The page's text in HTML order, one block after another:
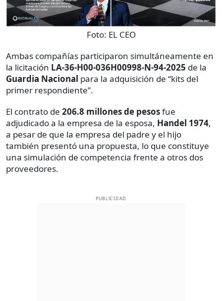
Foto: EL CEO
Ambas compañías participaron simultáneamente en
la licitación LA-36-H00-036H00998-N-94-2025 de la
Guardia Nacional para la adquisición de “kits del
primer respondiente”.
El contrato de 206.8 millones de pesosfue
adjudicado a la empresa de la esposa, Handel 1974,
a pesar de que la empresa del padre y el hijo
también presentó una propuesta, lo que constituye
una simulación de competencia frente a otros dos
proveedores.
PUBLICIDAD